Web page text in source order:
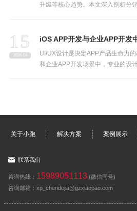
升级等核心趋势。本文深入剖析分
态。
15
2026-04
UI/UX设计是决定APP产品生命力
和企业APP开发场景中，专业的设
关于小跑 解决方案 案例展示
联系我们
咨询热线： 15989051113 (微信同号)
咨询邮箱：xp_chendejia@gzxiaopao.com